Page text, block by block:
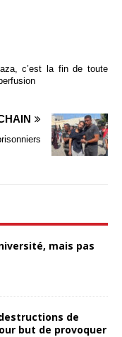
c’est la fin de toute
mais pas
de
but de provoquer